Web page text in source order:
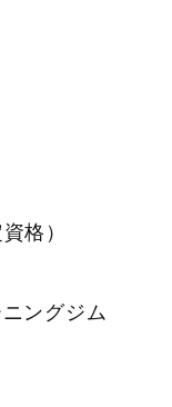
格）
ングジム